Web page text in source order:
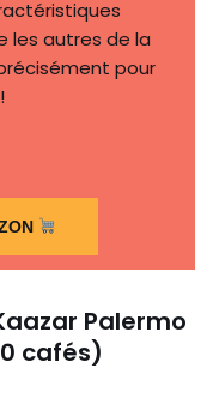
les autres de la
pour
Palermo
cafés)